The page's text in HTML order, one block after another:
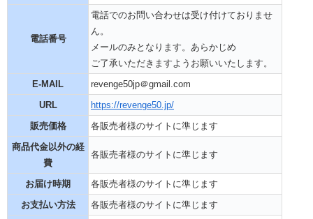
電話番号
電話でのお問い合わせは受け付けておりませ
ん。
メールのみとなります。あらかじめ
ご了承いただきますようお願いいたします。
E-MAIL
revenge50jp＠gmail.com
URL
https://revenge50.jp/
販売価格
各販売者様のサイトに準じます
商品代金以外の経
費
各販売者様のサイトに準じます
お届け時期
各販売者様のサイトに準じます
お支払い方法
各販売者様のサイトに準じます